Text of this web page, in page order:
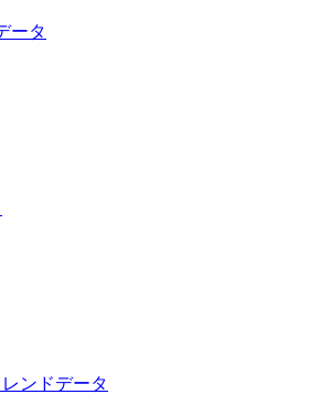
ータ
ンドデータ